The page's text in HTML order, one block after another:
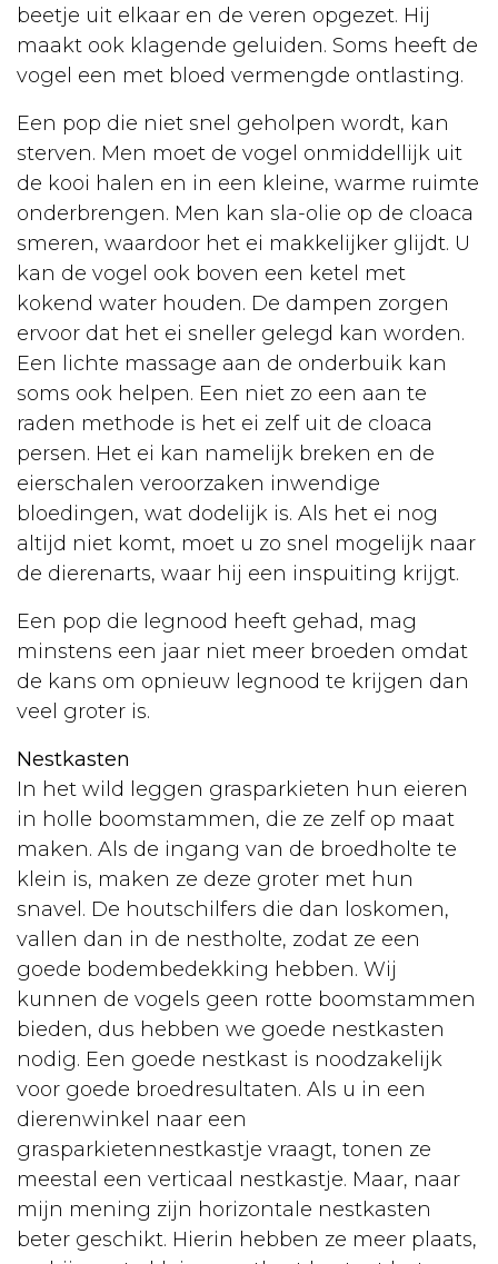
praktijk
Openingstijden
Bloedonderzoek
Linken
Contact
beetje uit elkaar en de veren opgezet. Hij
maakt ook klagende geluiden. Soms heeft de
vogel een met bloed vermengde ontlasting.
Een pop die niet snel geholpen wordt, kan
sterven. Men moet de vogel onmiddellijk uit
de kooi halen en in een kleine, warme ruimte
onderbrengen. Men kan sla-olie op de cloaca
smeren, waardoor het ei makkelijker glijdt. U
kan de vogel ook boven een ketel met
kokend water houden. De dampen zorgen
ervoor dat het ei sneller gelegd kan worden.
Een lichte massage aan de onderbuik kan
soms ook helpen. Een niet zo een aan te
raden methode is het ei zelf uit de cloaca
persen. Het ei kan namelijk breken en de
eierschalen veroorzaken inwendige
bloedingen, wat dodelijk is. Als het ei nog
altijd niet komt, moet u zo snel mogelijk naar
de dierenarts, waar hij een inspuiting krijgt.
Een pop die legnood heeft gehad, mag
minstens een jaar niet meer broeden omdat
de kans om opnieuw legnood te krijgen dan
veel groter is.
Nestkasten
In het wild leggen grasparkieten hun eieren
in holle boomstammen, die ze zelf op maat
maken. Als de ingang van de broedholte te
klein is, maken ze deze groter met hun
snavel. De houtschilfers die dan loskomen,
vallen dan in de nestholte, zodat ze een
goede bodembedekking hebben. Wij
kunnen de vogels geen rotte boomstammen
bieden, dus hebben we goede nestkasten
nodig. Een goede nestkast is noodzakelijk
voor goede broedresultaten. Als u in een
dierenwinkel naar een
grasparkietennestkastje vraagt, tonen ze
meestal een verticaal nestkastje. Maar, naar
mijn mening zijn horizontale nestkasten
beter geschikt. Hierin hebben ze meer plaats,